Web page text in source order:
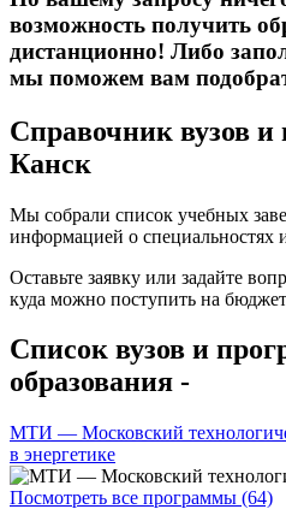
возможность получить
дистанционно! Либо
мы поможем вам
Справочник вузов и
Канск
Мы собрали список учебных
информацией о специальностях
Оставьте заявку или задайте
куда можно поступить на
Список вузов и
образования -
МТИ — Московский
в энергетике
Посмотреть все программы (64)